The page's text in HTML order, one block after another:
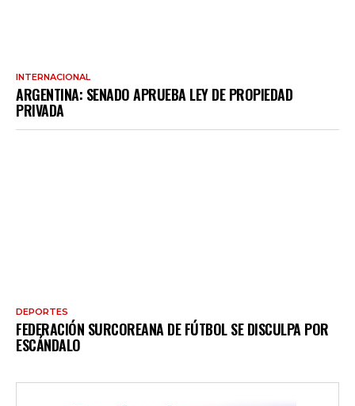
INTERNACIONAL
ARGENTINA: SENADO APRUEBA LEY DE PROPIEDAD
PRIVADA
DEPORTES
FEDERACIÓN SURCOREANA DE FÚTBOL SE DISCULPA POR
ESCÁNDALO